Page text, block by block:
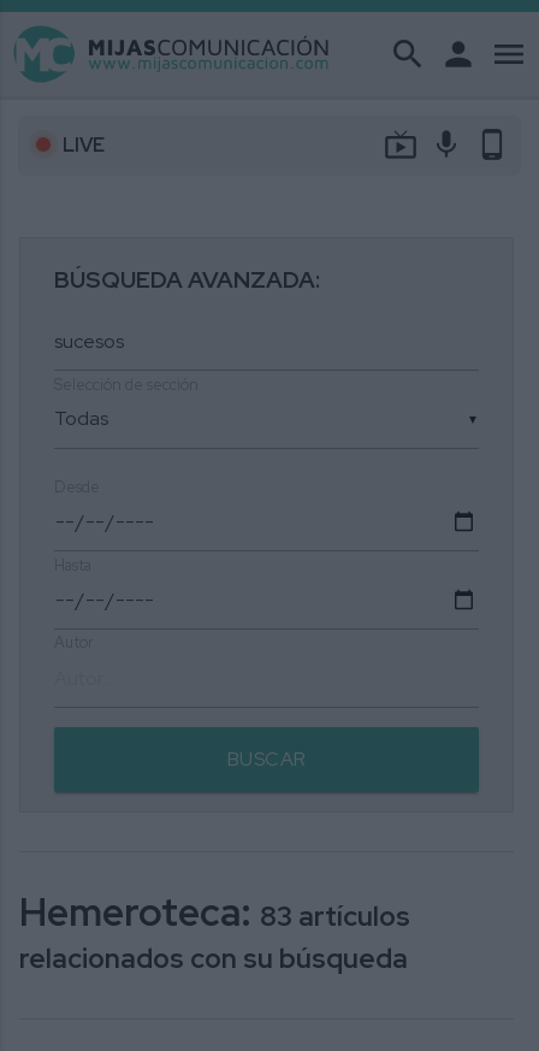
search person menu
LIVE live_tv mic phone_android
BÚSQUEDA AVANZADA:
▼
BUSCAR
Hemeroteca: 83 artículos
relacionados con su búsqueda